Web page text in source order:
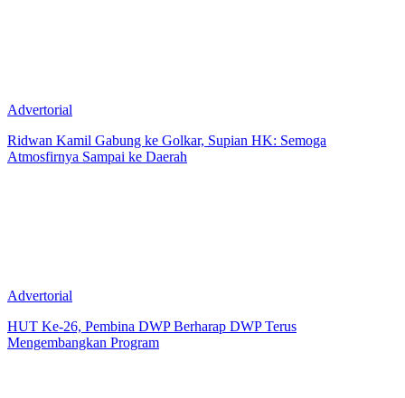
Advertorial
Ridwan Kamil Gabung ke Golkar, Supian HK: Semoga
Atmosfirnya Sampai ke Daerah
Advertorial
HUT Ke-26, Pembina DWP Berharap DWP Terus
Mengembangkan Program